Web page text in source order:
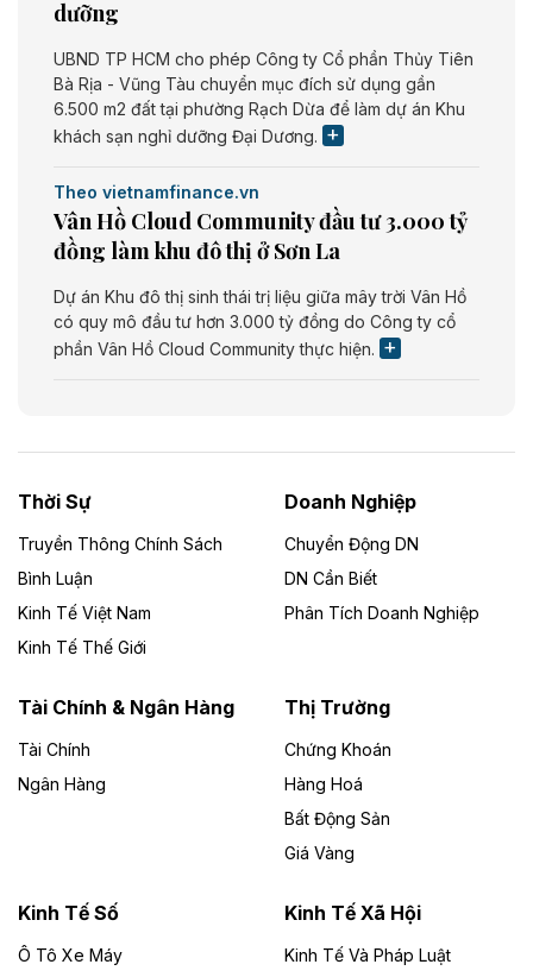
dưỡng
UBND TP HCM cho phép Công ty Cổ phần Thủy Tiên
Bà Rịa - Vũng Tàu chuyển mục đích sử dụng gần
6.500 m2 đất tại phường Rạch Dừa để làm dự án Khu
khách sạn nghỉ dưỡng Đại Dương.
Theo vietnamfinance.vn
Vân Hồ Cloud Community đầu tư 3.000 tỷ
đồng làm khu đô thị ở Sơn La
Dự án Khu đô thị sinh thái trị liệu giữa mây trời Vân Hồ
có quy mô đầu tư hơn 3.000 tỷ đồng do Công ty cổ
phần Vân Hồ Cloud Community thực hiện.
Dự án Nhà máy xử lý rác và phát điện Bắc Giang do
Công ty TNHH Năng lượng môi trường Bắc Giang làm
Theo vietnamfinance.vn
Đức Long Gia Lai mở rộng ‘hệ sinh thái’
Lai
Bốn doanh nghiệp có sự góp vốn của Công ty Cổ
phần Tập đoàn Đức Long Gia Lai (HoSE: DLG) được
Gia Lai với tổng vốn hơn 4.750 tỷ đồng.
Đồng Nai cho thuê gần 59 ha đất làm khu
công nghiệp ở Long Thành
Thời Sự
Truyền Thông Chính Sách
Bình Luận
Kinh Tế Việt Nam
Kinh Tế Thế Giới
Doanh Nghiệp
Chuyển Động DN
DN Cần Biết
Phân Tích Doanh Nghiệp
Tài Chính & Ngân Hàng
Tài Chính
Ngân Hàng
Thị Trường
Chứng Khoán
Hàng Hoá
Bất Động Sản
Giá Vàng
Kinh Tế Số
Ô Tô Xe Máy
Kinh Tế Xã Hội
Kinh Tế Và Pháp Luật